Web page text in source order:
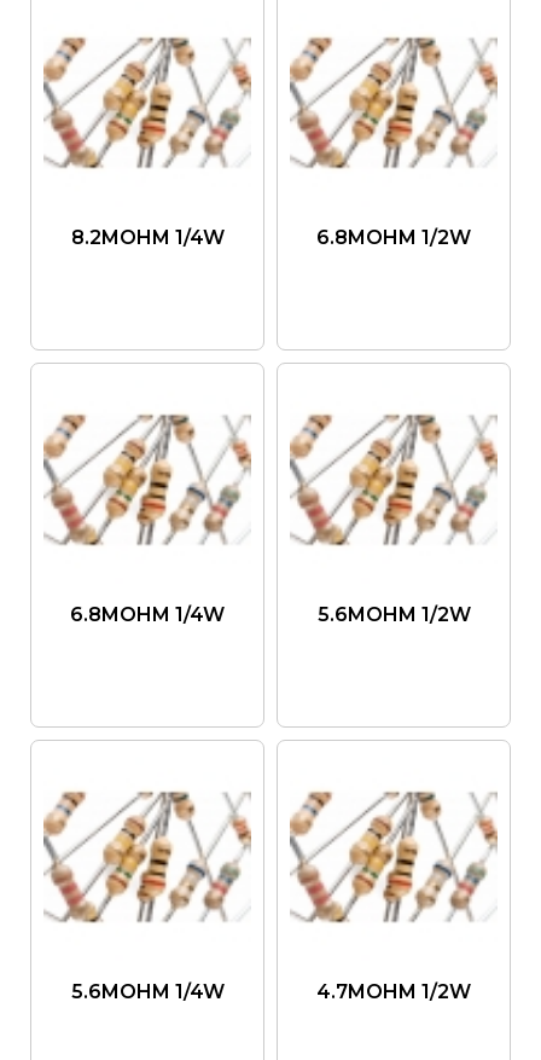
8.2MOHM 1/4W 6.8MOHM 1/2W
6.8MOHM 1/4W 5.6MOHM 1/2W
5.6MOHM 1/4W 4.7MOHM 1/2W